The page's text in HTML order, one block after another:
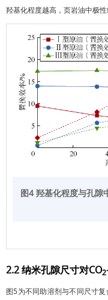
羟基化程度越高，页岩油中极性
图4 羟基化程度与孔隙
2.2 纳米孔隙尺寸对CO2
图5为不同助溶剂与不同尺寸复